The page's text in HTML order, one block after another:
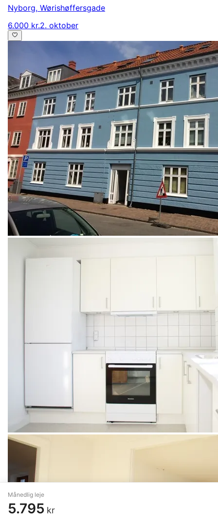
Månedlig leje
5.795 kr
Nyborg, Wørishøffersgade
6.000 kr.2. oktober